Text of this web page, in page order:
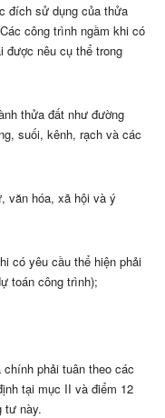
đích sử dụng của thửa
công trình ngầm khi có
được nêu cụ thể trong
thửa đất như đường
suối, kênh, rạch và các
văn hóa, xã hội và ý
có yêu cầu thể hiện phải
toán công trình);
phải tuân theo các
tại mục II và điểm 12
tư này.